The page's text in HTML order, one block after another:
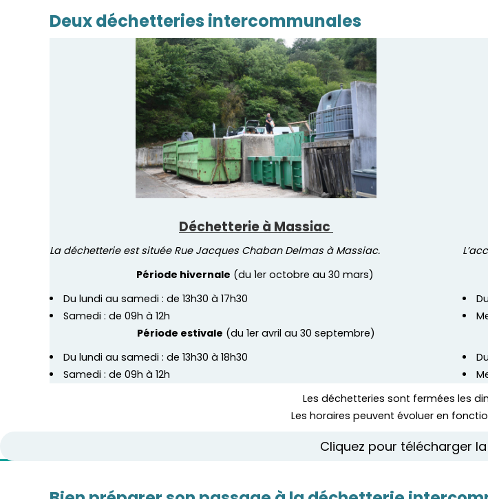
Deux déchetteries intercommunales
Déchetterie à Massiac
La déchetterie est située Rue Jacques Chaban Delmas à Massiac.
Période hivernale (du 1er octobre au 30 mars)
Du lundi au samedi : de 13h30 à 17h30
Samedi : de 09h à 12h
Période estivale (du 1er avril au 30 septembre)
Du lundi au samedi : de 13h30 à 18h30
Samedi : de 09h à 12h
Les déchetteries sont fermées les
Les horaires peuvent évoluer en
Cliquez pour télécharger